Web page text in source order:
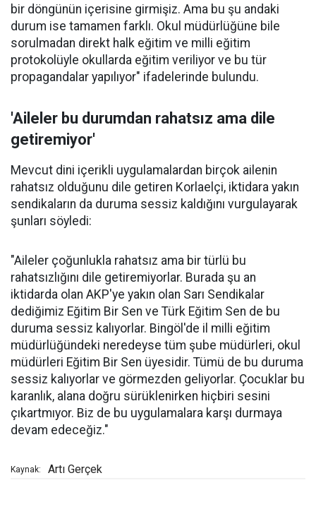
bir döngünün içerisine girmişiz. Ama bu şu andaki
durum ise tamamen farklı. Okul müdürlüğüne bile
sorulmadan direkt halk eğitim ve milli eğitim
protokolüyle okullarda eğitim veriliyor ve bu tür
propagandalar yapılıyor" ifadelerinde bulundu.
'Aileler bu durumdan rahatsız ama dile
getiremiyor'
Mevcut dini içerikli uygulamalardan birçok ailenin
rahatsız olduğunu dile getiren Korlaelçi, iktidara yakın
sendikaların da duruma sessiz kaldığını vurgulayarak
şunları söyledi:
"Aileler çoğunlukla rahatsız ama bir türlü bu
rahatsızlığını dile getiremiyorlar. Burada şu an
iktidarda olan AKP'ye yakın olan Sarı Sendikalar
dediğimiz Eğitim Bir Sen ve Türk Eğitim Sen de bu
duruma sessiz kalıyorlar. Bingöl'de il milli eğitim
müdürlüğündeki neredeyse tüm şube müdürleri, okul
müdürleri Eğitim Bir Sen üyesidir. Tümü de bu duruma
sessiz kalıyorlar ve görmezden geliyorlar. Çocuklar bu
karanlık, alana doğru sürüklenirken hiçbiri sesini
çıkartmıyor. Biz de bu uygulamalara karşı durmaya
devam edeceğiz."
Kaynak: Artı Gerçek